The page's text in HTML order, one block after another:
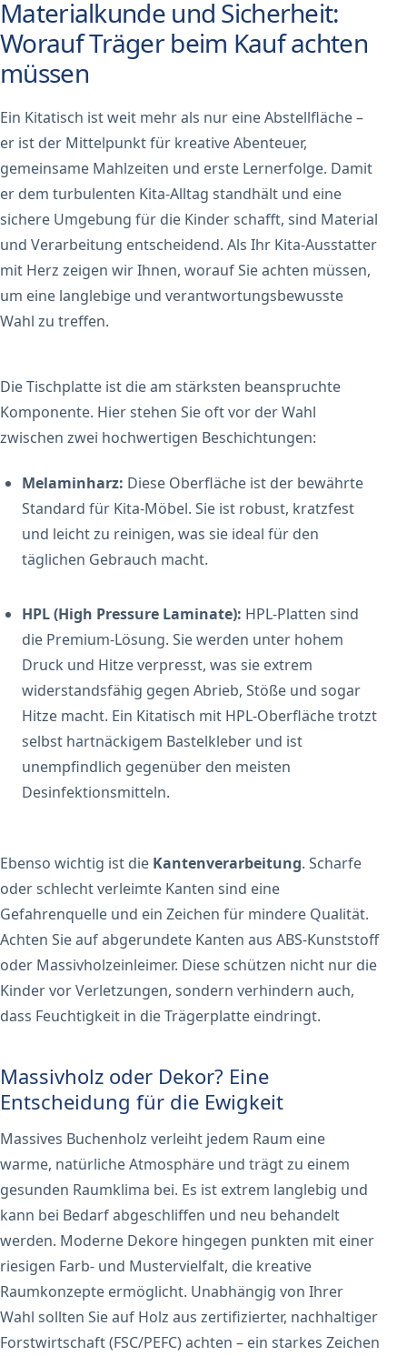
Materialkunde und Sicherheit:
Worauf Träger beim Kauf achten
müssen
Ein Kitatisch ist weit mehr als nur eine Abstellfläche –
er ist der Mittelpunkt für kreative Abenteuer,
gemeinsame Mahlzeiten und erste Lernerfolge. Damit
er dem turbulenten Kita-Alltag standhält und eine
sichere Umgebung für die Kinder schafft, sind Material
und Verarbeitung entscheidend. Als Ihr Kita-Ausstatter
mit Herz zeigen wir Ihnen, worauf Sie achten müssen,
um eine langlebige und verantwortungsbewusste
Wahl zu treffen.
Die Tischplatte ist die am stärksten beanspruchte
Komponente. Hier stehen Sie oft vor der Wahl
zwischen zwei hochwertigen Beschichtungen:
Melaminharz: Diese Oberfläche ist der bewährte
Standard für Kita-Möbel. Sie ist robust, kratzfest
und leicht zu reinigen, was sie ideal für den
täglichen Gebrauch macht.
HPL (High Pressure Laminate): HPL-Platten sind
die Premium-Lösung. Sie werden unter hohem
Druck und Hitze verpresst, was sie extrem
widerstandsfähig gegen Abrieb, Stöße und sogar
Hitze macht. Ein Kitatisch mit HPL-Oberfläche trotzt
selbst hartnäckigem Bastelkleber und ist
unempfindlich gegenüber den meisten
Desinfektionsmitteln.
Ebenso wichtig ist die Kantenverarbeitung. Scharfe
oder schlecht verleimte Kanten sind eine
Gefahrenquelle und ein Zeichen für mindere Qualität.
Achten Sie auf abgerundete Kanten aus ABS-Kunststoff
oder Massivholzeinleimer. Diese schützen nicht nur die
Kinder vor Verletzungen, sondern verhindern auch,
dass Feuchtigkeit in die Trägerplatte eindringt.
Massivholz oder Dekor? Eine
Entscheidung für die Ewigkeit
Massives Buchenholz verleiht jedem Raum eine
warme, natürliche Atmosphäre und trägt zu einem
gesunden Raumklima bei. Es ist extrem langlebig und
kann bei Bedarf abgeschliffen und neu behandelt
werden. Moderne Dekore hingegen punkten mit einer
riesigen Farb- und Mustervielfalt, die kreative
Raumkonzepte ermöglicht. Unabhängig von Ihrer
Wahl sollten Sie auf Holz aus zertifizierter, nachhaltiger
Forstwirtschaft (FSC/PEFC) achten – ein starkes Zeichen